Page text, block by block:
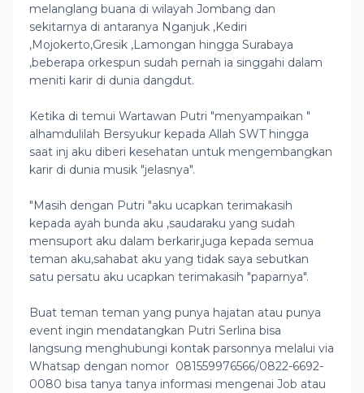
melanglang buana di wilayah Jombang dan
sekitarnya di antaranya Nganjuk ,Kediri
,Mojokerto,Gresik ,Lamongan hingga Surabaya
,beberapa orkespun sudah pernah ia singgahi dalam
meniti karir di dunia dangdut.
Ketika di temui Wartawan Putri "menyampaikan "
alhamdulilah Bersyukur kepada Allah SWT hingga
saat inj aku diberi kesehatan untuk mengembangkan
karir di dunia musik "jelasnya".
"Masih dengan Putri "aku ucapkan terimakasih
kepada ayah bunda aku ,saudaraku yang sudah
mensuport aku dalam berkarir,juga kepada semua
teman aku,sahabat aku yang tidak saya sebutkan
satu persatu aku ucapkan terimakasih "paparnya".
Buat teman teman yang punya hajatan atau punya
event ingin mendatangkan Putri Serlina bisa
langsung menghubungi kontak parsonnya melalui via
Whatsap dengan nomor 081559976566/0822-6692-
0080 bisa tanya tanya informasi mengenai Job atau